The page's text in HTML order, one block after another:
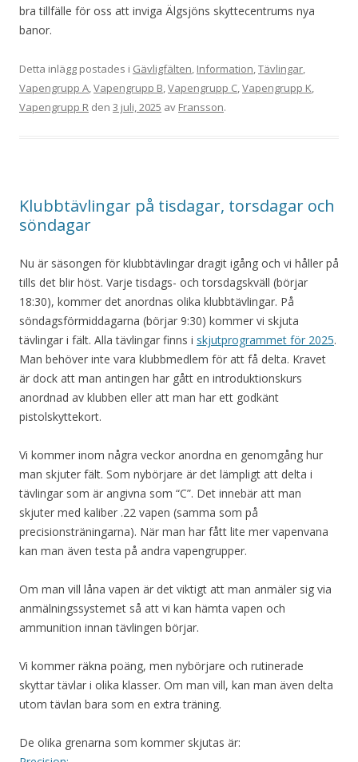
bra tillfälle för oss att inviga Älgsjöns skyttecentrums nya
banor.
Detta inlägg postades i Gävligfälten, Information,Tävlingar,
Vapengrupp A,Vapengrupp B,Vapengrupp C,Vapengrupp K,
Vapengrupp R den 3 juli, 2025 av Fransson.
Klubbtävlingar på tisdagar, torsdagar och
söndagar
Nu är säsongen för klubbtävlingar dragit igång och vi håller på
tills det blir höst. Varje tisdags- och torsdagskväll (börjar
18:30), kommer det anordnas olika klubbtävlingar. På
söndagsförmiddagarna (börjar 9:30) kommer vi skjuta
tävlingar i fält. Alla tävlingar finns i skjutprogrammet för 2025.
Man behöver inte vara klubbmedlem för att få delta. Kravet
är dock att man antingen har gått en introduktionskurs
anordnad av klubben eller att man har ett godkänt
pistolskyttekort.
Vi kommer inom några veckor anordna en genomgång hur
man skjuter fält. Som nybörjare är det lämpligt att delta i
tävlingar som är angivna som “C”. Det innebär att man
skjuter med kaliber .22 vapen (samma som på
precisionsträningarna). När man har fått lite mer vapenvana
kan man även testa på andra vapengrupper.
Om man vill låna vapen är det viktigt att man anmäler sig via
anmälningssystemet så att vi kan hämta vapen och
ammunition innan tävlingen börjar.
Vi kommer räkna poäng, men nybörjare och rutinerade
skyttar tävlar i olika klasser. Om man vill, kan man även delta
utom tävlan bara som en extra träning.
De olika grenarna som kommer skjutas är: